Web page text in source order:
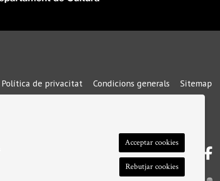
Política de privacitat Condicions generals Sitemap
Link a
Acceptar cookies
Rebutjar cookies